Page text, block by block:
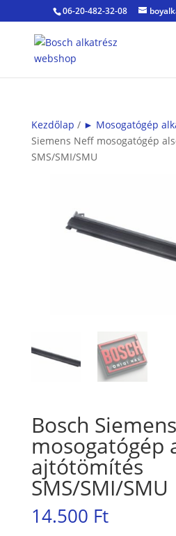
06-20-482-32-08
Kezdőlap / ► Mosogatógép
Siemens Neff mosogatógép
SMS/SMI/SMU
Bosch
mosogatógép
ajtótömítés
SMS/SMI/SMU
14.500 Ft